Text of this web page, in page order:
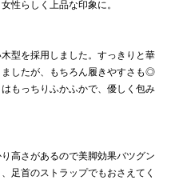
性らしく上品な印象に。
型を採用しました。すっきりと華
したが、もちろん履きやすさも◎
もっちりふかふかで、優しく包み
高さがあるので美脚効果バツグン
足首のストラップでもおさえてく